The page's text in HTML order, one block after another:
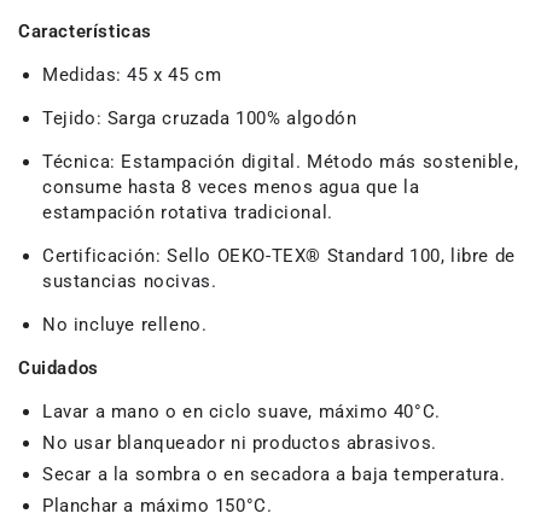
Características
Medidas:45 x 45 cm
Tejido: Sarga cruzada 100% algodón
Técnica: Estampación digital. Método más sostenible,
consume hasta 8 veces menos agua que la
estampación rotativa tradicional.
Certificación: Sello OEKO-TEX® Standard 100, libre de
sustancias nocivas.
No incluye relleno.
Cuidados
Lavar a mano o en ciclo suave, máximo 40°C.
No usar blanqueador ni productos abrasivos.
Secar a la sombra o en secadora a baja temperatura.
Planchar a máximo 150°C.